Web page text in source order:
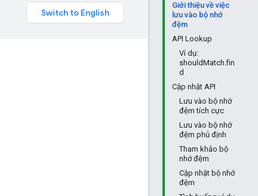
Giới thiệu về việc
lưu vào bộ nhớ
đệm
API Lookup
Ví dụ:
shouldMatch.fin
d
Cập nhật API
Lưu vào bộ nhớ
đệm tích cực
Lưu vào bộ nhớ
đệm phủ định
Tham khảo bộ
nhớ đệm
Cập nhật bộ nhớ
đệm